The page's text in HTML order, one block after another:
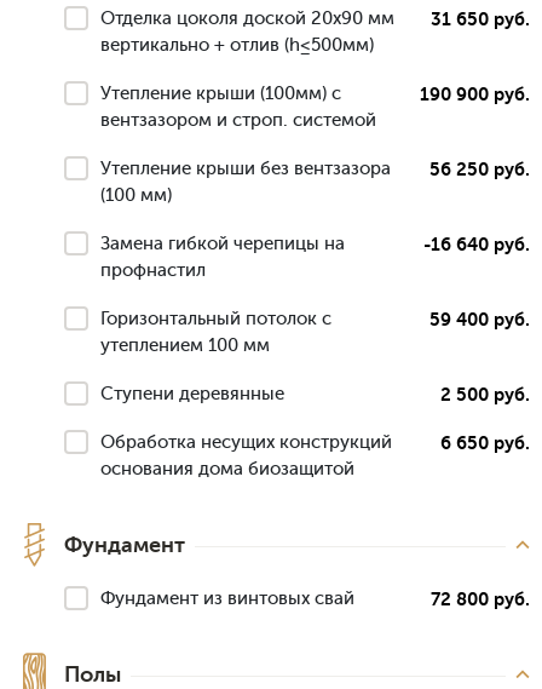
Отделка цоколя доской 20х90 мм
вертикально + отлив (h≤500мм)
31 650 руб.
Утепление крыши (100мм) с
вентзазором и строп. системой
190 900 руб.
Утепление крыши без вентзазора
(100 мм)
56 250 руб.
Замена гибкой черепицы на
профнастил
-16 640 руб.
Горизонтальный потолок с
утеплением 100 мм
59 400 руб.
Ступени деревянные 2 500 руб.
Обработка несущих конструкций
основания дома биозащитой
6 650 руб.
Фундамент
Фундамент из винтовых свай 72 800 руб.
Полы